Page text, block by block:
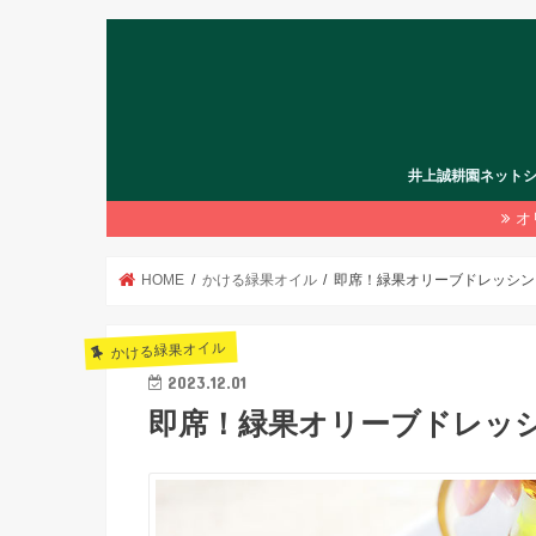
井上誠耕園ネット
オ
HOME かける緑果オイル 即席！緑果オリーブドレッシ
かける緑果オイル
2023.12.01
即席！緑果オリーブドレッ